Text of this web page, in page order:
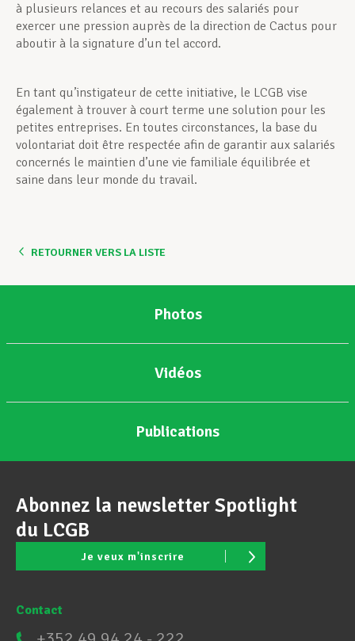
à plusieurs relances et au recours des salariés pour
exercer une pression auprès de la direction de Cactus pour
aboutir à la signature d’un tel accord.
En tant qu’instigateur de cette initiative, le LCGB vise
également à trouver à court terme une solution pour les
petites entreprises. En toutes circonstances, la base du
volontariat doit être respectée afin de garantir aux salariés
concernés le maintien d’une vie familiale équilibrée et
saine dans leur monde du travail.
RETOURNER VERS LA LISTE
Photos
Vidéos
Publications
Abonnez la newsletter Spotlight
du LCGB
Je veux m'inscrire
Contact